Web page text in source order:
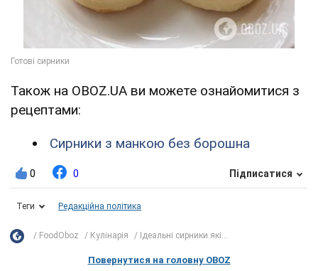
Також на OBOZ.UA ви можете ознайомитися з
рецептами:
Сирники з манкою без борошна
0 0 Підписатися
Теги Редакційна політика
FoodOboz Кулінарія Ідеальні сирники які...
Повернутися на головну OBOZ